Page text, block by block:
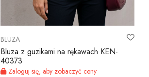
BLUZA
Bluza z guzikami na rękawach KEN-
40373
Zaloguj się, aby zobaczyć ceny